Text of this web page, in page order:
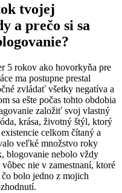
tvojej
a prečo si sa
5 rokov ako hovorkyňa pre
ma postupne prestal
zvládať všetky negatíva a
sa ešte počas tohto obdobia
založiť svoj vlastný
krása, životný štýl, ktorý
celkom čítaný a
veľké množstvo roky
blogovanie nebolo vždy
nie v zamestnaní, ktoré
bolo jedno z mojich